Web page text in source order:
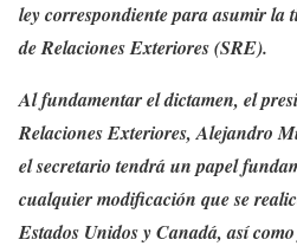
ley correspondiente para asumir la
de Relaciones Exteriores (SRE).
Al fundamentar el dictamen, el
Relaciones Exteriores, Alejandro
el secretario tendrá un papel
cualquier modificación que se
Estados Unidos y Canadá, así